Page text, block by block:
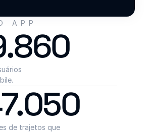
APP
de trajetos que